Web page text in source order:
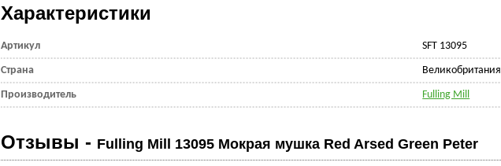
Характеристики
Артикул SFT 13095
Страна Великобритания
Производитель Fulling Mill
Отзывы - Fulling Mill 13095 Мокрая мушка Red Arsed Green Peter